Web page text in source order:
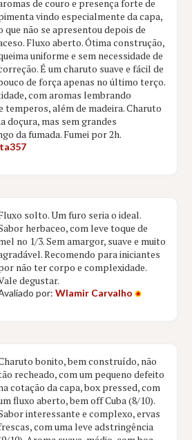
de couro e presença forte de
vindo especialmente da capa,
que não se apresentou depois de
Fluxo aberto. Ótima construção,
uniforme e sem necessidade de
É um charuto suave e fácil de
de força apenas no último terço.
com aromas lembrando
temperos, além de madeira. Charuto
doçura, mas sem grandes
da fumada. Fumei por 2h.
solto. Um furo seria o ideal.
herbaceo, com leve toque de
no 1/3. Sem amargor, suave e muito
Recomendo para iniciantes
não ter corpo e complexidade.
degustar.
por:Wlamir Carvalho
bonito, bem construído, não
recheado, com um pequeno defeito
cotação da capa, box pressed, com
fluxo aberto, bem off Cuba (8/10).
interessante e complexo, ervas
com uma leve adstringência